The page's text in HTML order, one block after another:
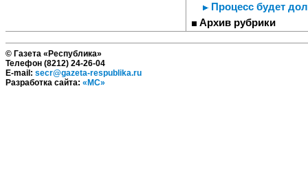
Процесс будет
Архив рубрики
© Газета «Республика»
Телефон (8212) 24-26-04
E-mail: secr@gazeta-respublika.ru
Разработка сайта: «МС»